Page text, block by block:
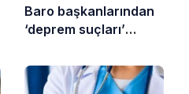
Baro başkanlarından
‘deprem suçları’